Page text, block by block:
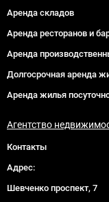
Аренда складов
Аренда ресторанов и
Аренда
Долгосрочная аренда
Аренда жилья
Агентство
Контакты
Адрес:
Шевченко проспект, 7